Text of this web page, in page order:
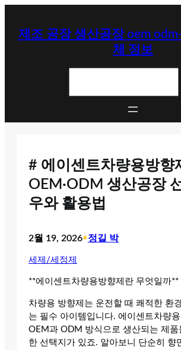
제조 공장 생산공장 oem
체 정보
# 에이센트차량용방향
OEM·ODM 생산공장
우와 활용법
2월 19, 2026•정길 박
세제/세정제
**에이센트차량용방향제란 무엇일까**
차량용 방향제는 운전할 때 쾌적한 환
는 필수 아이템입니다. 에이센트차량용
OEM과 ODM 방식으로 생산되는 제품
한 선택지가 있죠. 알아보니 단순히 향